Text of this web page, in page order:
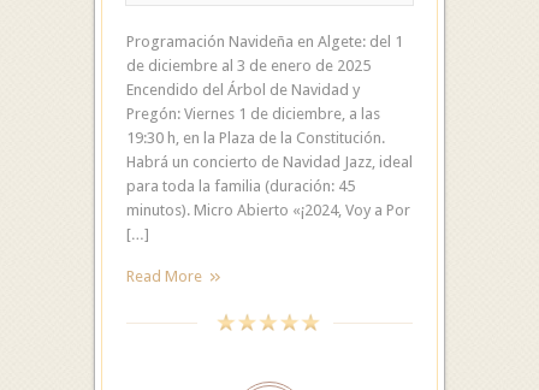
Programación Navideña en Algete: del 1
de diciembre al 3 de enero de 2025
Encendido del Árbol de Navidad y
Pregón: Viernes 1 de diciembre, a las
19:30 h, en la Plaza de la Constitución.
Habrá un concierto de Navidad Jazz, ideal
para toda la familia (duración: 45
minutos). Micro Abierto «¡2024, Voy a Por
[…]
Read More